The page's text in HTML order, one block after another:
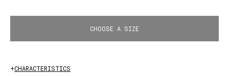
LAUREL
CHOOSE A SIZE
+CHARACTERISTICS